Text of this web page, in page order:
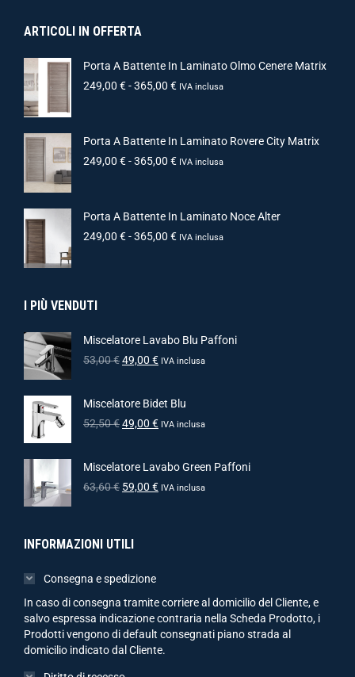
ARTICOLI IN OFFERTA
Porta A Battente In Laminato Olmo Cenere Matrix
249,00 €-365,00 € IVA inclusa
Porta A Battente In Laminato Rovere City Matrix
249,00 €-365,00 € IVA inclusa
Porta A Battente In Laminato Noce Alter
249,00 €-365,00 € IVA inclusa
I PIÙ VENDUTI
Miscelatore Lavabo Blu Paffoni
53,00€49,00 € IVA inclusa
Miscelatore Bidet Blu
52,50€49,00 € IVA inclusa
Miscelatore Lavabo Green Paffoni
63,60€ 59,00 € IVA inclusa
INFORMAZIONI UTILI
Consegna e spedizione
In caso di consegna tramite corriere al domicilio del Cliente, e
salvo espressa indicazione contraria nella Scheda Prodotto, i
Prodotti vengono di default consegnati piano strada al
domicilio indicato dal Cliente.